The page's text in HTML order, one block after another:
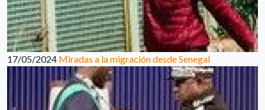
17/05/2024 Miradas a la migración desde Senegal